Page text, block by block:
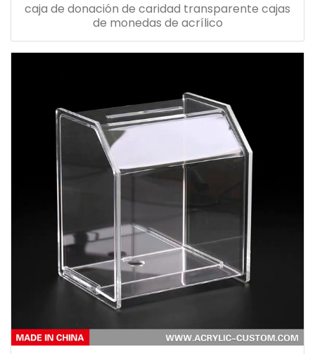
caja de donación de caridad transparente cajas
de monedas de acrílico